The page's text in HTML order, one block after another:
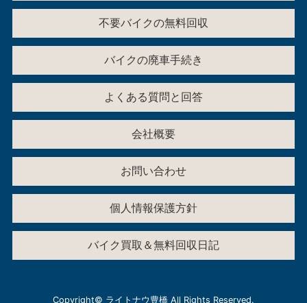
不要バイクの無料回収
バイクの廃車手続き
よくある質問と回答
会社概要
お問い合わせ
個人情報保護方針
バイク買取＆無料回収日記
Copyright© ライトナウ豊橋All Rights Reserved.